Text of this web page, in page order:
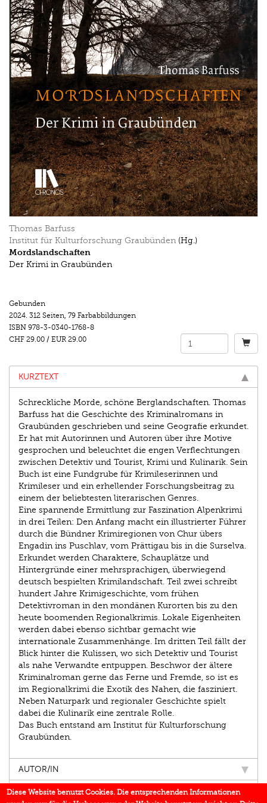
Thomas Barfuss
Institut für Kulturforschung Graubünden (Hg.)
Mordslandschaften
Der Krimi in Graubünden
Gebunden
2024. 312 Seiten, 79 Farbabbildungen
ISBN 978-3-0340-1768-8
CHF 29.00 / EUR 29.00
KURZTEXT
Schreckliche Morde, schöne Berglandschaften. Thomas
Barfuss hat die Geschichte des Kriminalromans in
Graubünden geschrieben und seine Geografie erkundet.
Er hat mit Autorinnen und Autoren über ihre Motive
gesprochen und beleuchtet die engen Verflechtungen
zwischen Detektiv und Tourist, Krimi und Kulinarik. Sein
Buch ist eine Fundgrube für Krimileserinnen und
Krimileser und ein erhellender Forschungsbeitrag zu
einem der beliebtesten literarischen Genres.
Eine spannende Ermittlung zur Faszination Alpenkrimi
in drei Teilen: Den Anfang macht ein illustrierter Führer
durch die Bündner Krimiregionen von Chur übers
Engadin ins Puschlav, vom Prättigau bis in die Surselva.
Erkundet werden Charaktere, Schauplätze und
Hintergründe einer mehrsprachigen, überwiegend
deutsch bespielten Krimilandschaft. Teil zwei schreibt
hundert Jahre Krimigeschichte, vom frühen
Detektivroman in den mondänen Kurorten bis zu den
heute boomenden Regio­nalkrimis. Lokale Eigenheiten
werden dabei ebenso sichtbar gemacht wie
internationale Zusammenhänge. Im dritten Teil fällt der
Blick hinter die Kulissen, wo sich Detektiv und Tourist
als nahe Verwandte entpuppen. Beschwor der ältere
Kriminalroman gerne das Ferne und Fremde, so ist es
im Regionalkrimi die Exotik des Nahen, die fasziniert.
Neben Naturpark und regionaler Geschichte spielt
dabei die Kulinarik eine zentrale Rolle.
Das Buch entstand am Institut für Kultur­forschung
Graubünden.
AUTOR/IN
EINBLICK
Diese Website benutzt Cookies. Die entsprechenden Informationen